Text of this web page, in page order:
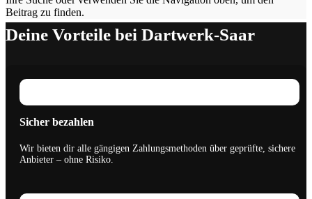
Beitrag zu finden.
Deine Vorteile bei Dartwerk-Saar
Sicher bezahlen
Wir bieten dir alle gängigen Zahlungsmethoden über geprüfte, sichere
Anbieter – ohne Risiko.